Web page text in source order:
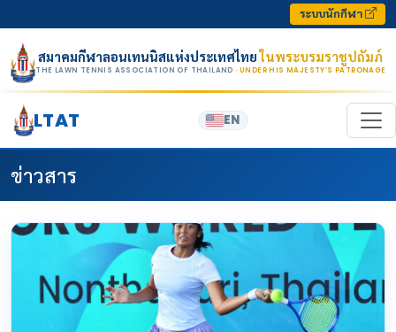
ระบบนักกีฬา
สมาคมกีฬาลอนเทนนิสแห่งประเทศไทยในพระบรมราชูปถัมภ์
THE LAWN TENNIS ASSOCIATION OF THAILAND · UNDER HIS MAJESTY’S PATRONAGE
LTAT EN
ข่าวสาร